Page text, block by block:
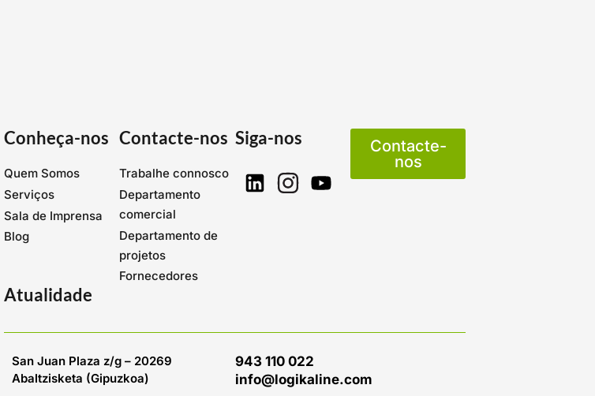
Conheça-nos
Quem Somos
Serviços
Sala de Imprensa
Blog
Contacte-nos
Trabalhe connosco
Departamento
comercial
Departamento de
projetos
Fornecedores
Siga-nos
Contacte-
nos
Atualidade
San Juan Plaza z/g – 20269
Abaltzisketa (Gipuzkoa)
943 110 022
info@logikaline.com